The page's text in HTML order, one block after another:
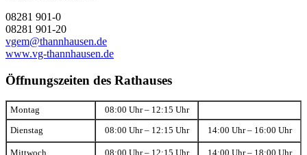
08281 901-0
08281 901-20
vgem@thannhausen.de
www.vg-thannhausen.de
Öffnungszeiten des Rathauses
Montag 08:00 Uhr – 12:15 Uhr
Dienstag 08:00 Uhr – 12:15 Uhr 14:00 Uhr – 16:00 Uhr